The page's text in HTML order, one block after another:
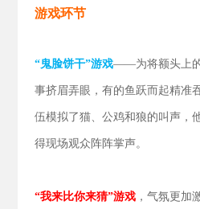
游戏环节
“鬼脸饼干”游戏——为将额头上的
事挤眉弄眼，有的鱼跃而起精
伍模拟了猫、公鸡和狼的叫声，
得现场观众阵阵掌声。
“我来比你来猜”游戏，气氛更加